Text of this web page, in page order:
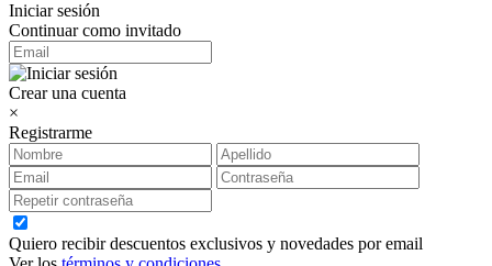
Iniciar sesión
Continuar como invitado
Crear una cuenta
×
Registrarme
Quiero recibir descuentos exclusivos y novedades por email